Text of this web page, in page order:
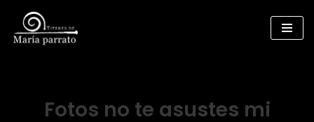
Saltar
Fotos no te asustes mi